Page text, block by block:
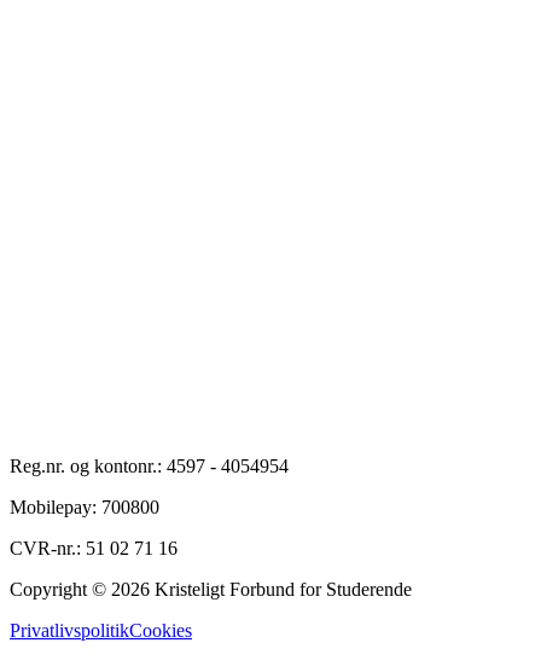
Reg.nr. og kontonr.: 4597 - 4054954
Mobilepay: 700800
CVR-nr.: 51 02 71 16
Copyright © 2026 Kristeligt Forbund for Studerende
PrivatlivspolitikCookies